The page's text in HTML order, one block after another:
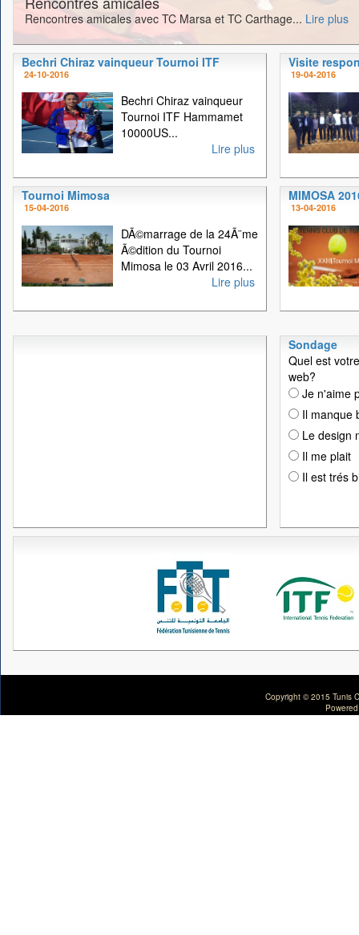
Rencontres amicales avec TC Marsa et TC Carthage... Lire plus
Bechri Chiraz vainqueur Tournoi ITF
24-10-2016
Bechri Chiraz vainqueur
Tournoi ITF Hammamet
10000US...
Lire plus
Visite
19-04-2016
Tournoi Mimosa
15-04-2016
DÃ©marrage de la 24Ã¨me
Ã©dition du Tournoi
Mimosa le 03 Avril 2016...
Lire plus
MIMOSA
13-04-2016
Sondage
Quel est
web?
Je n'aime
Il manque
Le design
Il me plait
Il est trés
Copyright © 2015 Tunis